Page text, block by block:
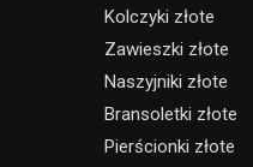
Kolczyki złote
Zawieszki złote
Naszyjniki złote
Bransoletki złote
Pierścionki złote